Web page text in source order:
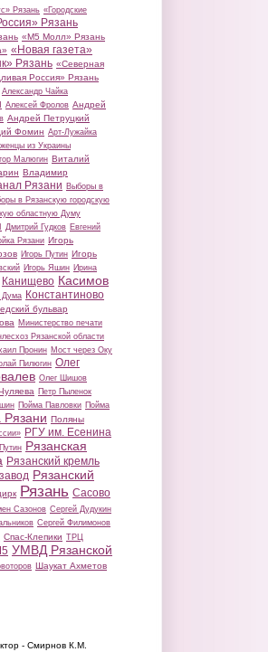
Рязань «Городские
Рязань
«М5 Молл» Рязань
«Новая газета»
Рязань «Северная
Россия» Рязань
Александр Чайка
Алексей Фролов Андрей
Андрей Петруцкий
Фомин Арт-Лужайка
из Украины
Малюгин Виталий
Владимир
Рязани Выборы в
в Рязанскую городскую
областную Думу
Дмитрий Гудков Евгений
Рязани Игорь
Игорь Путин Игорь
Игорь Яшин Ирина
Канищево Касимов
Дума Константиново
бульвар
Министерство печати
Рязанской области
Пронин Мост через Оку
Пилюгин Олег
Олег Шишов
Петр Пыленок
Пойма Павловки Пойма
Рязани Поляны
РГУ им. Есенина
Рязанская
Рязанский кремль
Рязанский
Рязань Сасово
Сазонов Сергей Дудукин
Сергей Филимонов
Спас-Клепики ТРЦ
УМВД Рязанской
Шаукат Ахметов
- Смирнов К.М.